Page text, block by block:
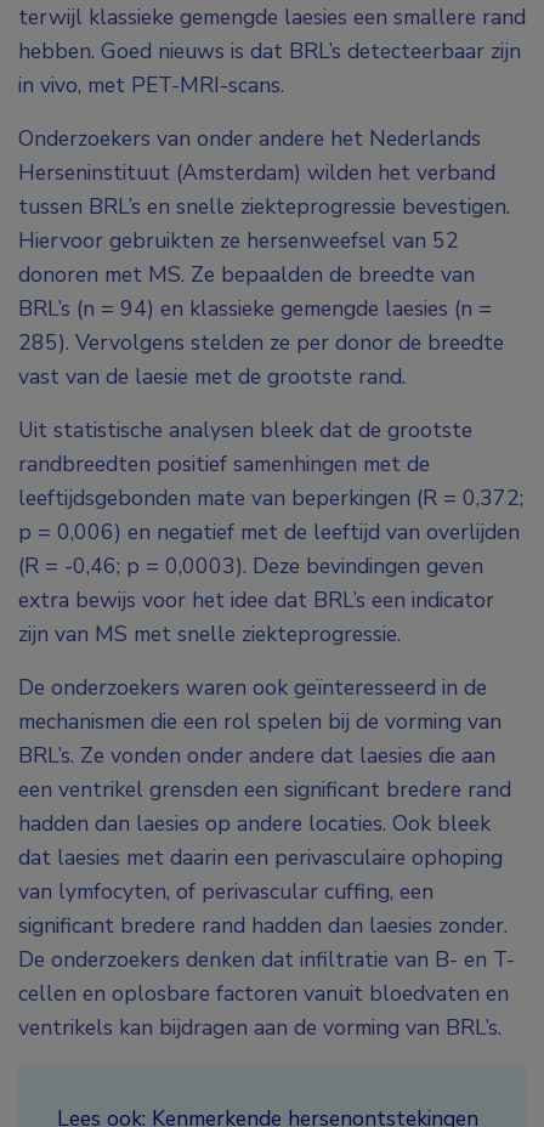
terwijl klassieke gemengde laesies een smallere rand
hebben. Goed nieuws is dat BRL’s detecteerbaar zijn
in vivo, met PET-MRI-scans.
Onderzoekers van onder andere het Nederlands
Herseninstituut (Amsterdam) wilden het verband
tussen BRL’s en snelle ziekteprogressie bevestigen.
Hiervoor gebruikten ze hersenweefsel van 52
donoren met MS. Ze bepaalden de breedte van
BRL’s (n = 94) en klassieke gemengde laesies (n =
285). Vervolgens stelden ze per donor de breedte
vast van de laesie met de grootste rand.
Uit statistische analysen bleek dat de grootste
randbreedten positief samenhingen met de
leeftijdsgebonden mate van beperkingen (R = 0,372;
p = 0,006) en negatief met de leeftijd van overlijden
(R = -0,46; p = 0,0003). Deze bevindingen geven
extra bewijs voor het idee dat BRL’s een indicator
zijn van MS met snelle ziekteprogressie.
De onderzoekers waren ook geïnteresseerd in de
mechanismen die een rol spelen bij de vorming van
BRL’s. Ze vonden onder andere dat laesies die aan
een ventrikel grensden een significant bredere rand
hadden dan laesies op andere locaties. Ook bleek
dat laesies met daarin een perivasculaire ophoping
van lymfocyten, of perivascular cuffing, een
significant bredere rand hadden dan laesies zonder.
De onderzoekers denken dat infiltratie van B- en T-
cellen en oplosbare factoren vanuit bloedvaten en
ventrikels kan bijdragen aan de vorming van BRL’s.
Lees ook: Kenmerkende hersenontstekingen